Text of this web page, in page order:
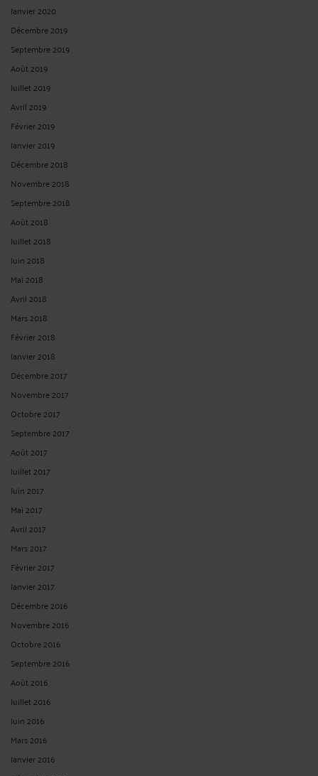
Janvier 2020
Décembre 2019
Septembre 2019
Août 2019
Juillet 2019
Avril 2019
Février 2019
Janvier 2019
Décembre 2018
Novembre 2018
Septembre 2018
Août 2018
Juillet 2018
Juin 2018
Mai 2018
Avril 2018
Mars 2018
Février 2018
Janvier 2018
Décembre 2017
Novembre 2017
Octobre 2017
Septembre 2017
Août 2017
Juillet 2017
Juin 2017
Mai 2017
Avril 2017
Mars 2017
Février 2017
Janvier 2017
Décembre 2016
Novembre 2016
Octobre 2016
Septembre 2016
Août 2016
Juillet 2016
Juin 2016
Mars 2016
Janvier 2016